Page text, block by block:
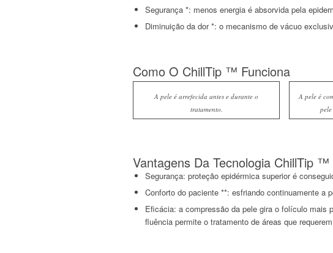
Segurança *: menos energia é absorvida pela
Diminuição da dor *: o mecanismo de vácuo
Como O ChillTip ™ Funciona
A pele é arrefecida antes e durante o
tratamento.
A pele é
Vantagens Da Tecnologia ChillTip ™
Segurança: proteção epidérmica superior é
Conforto do paciente **: esfriando continuamente a
Eficácia: a compressão da pele gira o folículo
fluência permite o tratamento de áreas que